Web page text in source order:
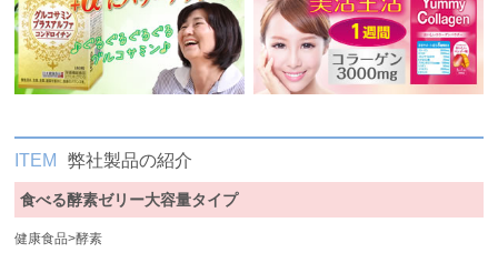
ITEM 弊社製品の紹介
食べる酵素ゼリー大容量タイプ
健康食品>酵素